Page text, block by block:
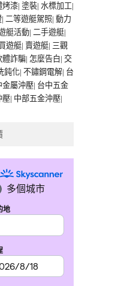
烤漆| 塗裝| 水標加工|
| 二等遊艇駕照| 動力
艇活動| 二手遊艇|
遊艇| 賣遊艇| 三觀
體詐騙| 怎麼告白| 交
鈍化| 不鏽鋼電解| 台
金屬沖壓| 台中五金
壓| 中部五金沖壓|